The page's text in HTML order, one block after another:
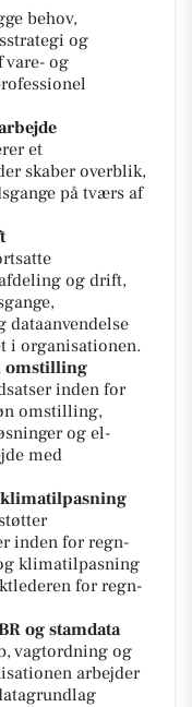
behov,
og
vare- og
et
skaber overblik,
på tværs af
og drift,
dataanvendelse
i organisationen.
omstilling
inden for
omstilling,
og el-
med
klimatilpasning
inden for regn-
klimatilpasning
for regn-
og stamdata
vagtordning og
arbejder